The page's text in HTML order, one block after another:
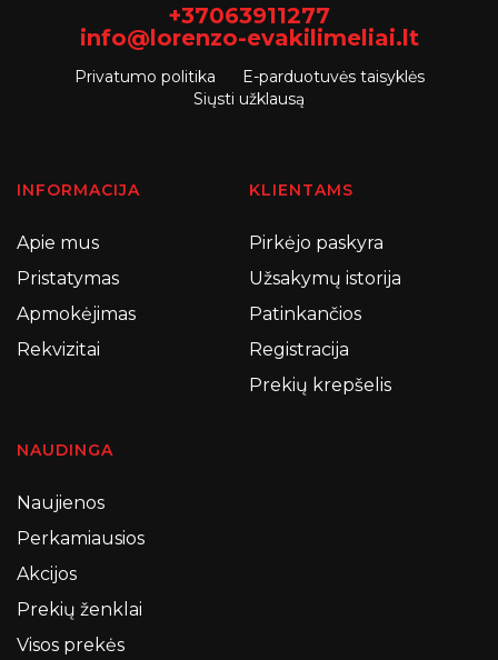
+37063911277
info@lorenzo-evakilimeliai.lt
Privatumo politika
E-parduotuvės taisyklės
Siųsti užklausą
INFORMACIJA
Apie mus
Pristatymas
Apmokėjimas
Rekvizitai
KLIENTAMS
Pirkėjo paskyra
Užsakymų istorija
Patinkančios
Registracija
Prekių krepšelis
NAUDINGA
Naujienos
Perkamiausios
Akcijos
Prekių ženklai
Visos prekės